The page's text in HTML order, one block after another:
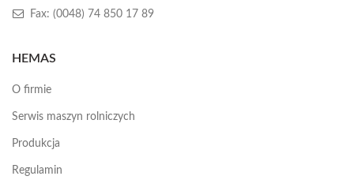
Fax: (0048) 74 850 17 89
HEMAS
O firmie
Serwis maszyn rolniczych
Produkcja
Regulamin